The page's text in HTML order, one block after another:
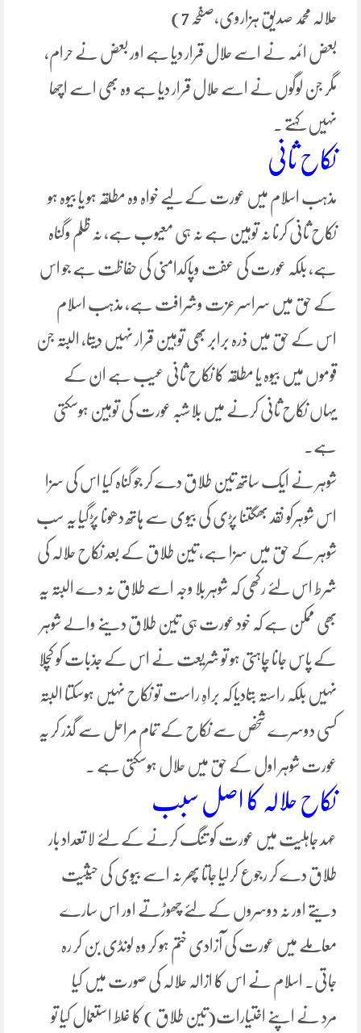
حلالہ محمد صدیق ہزاروی،صفحہ 7)
بعض ائمہ نے اسے حلال قرار دیا ہے اور بعض نے حرام،
مگر جن لوگوں نے اسے حلال قرار دیا ہے وہ بھی اسے اچھا
نہیں کہتے ۔
نکاح ثانی
مذہب اسلام میں عورت کے لیے خواہ وہ مطلقہ ہو یا بیوہ ہو
نکاح ثانی کرنا نہ توہین ہے نہ ہی معیوب ہے، نہ ظلم وگناہ
ہے، بلکہ عورت کی عفت وپاکدامنی کی حفاظت ہے جو اس
کے حق میں سراسر عزت وشرافت ہے، مذہب اسلام
اس کے حق میں ذرہ برابر بھی توہین قرار نہیں دیتا، البتہ جن
قوموں میں بیوہ یا مطلقہ کا نکاح ثانی عیب ہے ان کے
یہاں نکاح ثانی کرنے میں بلاشبہ عورت کی توہین ہوسکتی
ہے۔
شوہر نے ایک ساتھ تین طلاق دے کر جو گناہ کیا اس کی سزا
اس شوہرکو نقد بھگتنا پڑی کی بیوی سے ہاتھ دھونا پڑگیا یہ سب
شوہر کے حق میں سزا ہے، تین طلاق کے بعد نکاح حلالہ کی
شرط اس لئے رکھی کہ شوہر بلا وجہ اسے طلاق نہ دے البتہ یہ
بھی ممکن ہے کہ خود عورت ہی تین طلاق دینے والے شوہر
کے پاس جانا چاہتی ہو تو شریعت نے اس کے جذبات کو کچلا
نہیں بلکہ راستہ بتادیا کہ براہِ راست تو نکاح نہیں ہوسکتا البتہ
کسی دوسرے شخص سے نکاح کے تمام مراحل سے گذر کر یہ
عورت شوہر اول کے حق میں حلال ہوسکتی ہے ۔
نکاح حلالہ کا اصل سبب
عہد جاہلیت میں عورت کو تنگ کرنے کے لئے لا تعداد بار
طلاق دے کر رجوع کرلیا جاتا پھر نہ اسے بیوی کی حیثیت
دیتے اور نہ دوسروں کے لئے چھوڑتے اور اس سارے
معاملے میں عورت کی آزادی ختم ہو کر وہ لونڈی بن کر رہ
جاتی۔ اسلام نے اس کا ازالہ حلالہ کی صورت میں کیا
مرد نے اپنے اختیارات(تین طلاق ) کا غلط استعمال کیا تو